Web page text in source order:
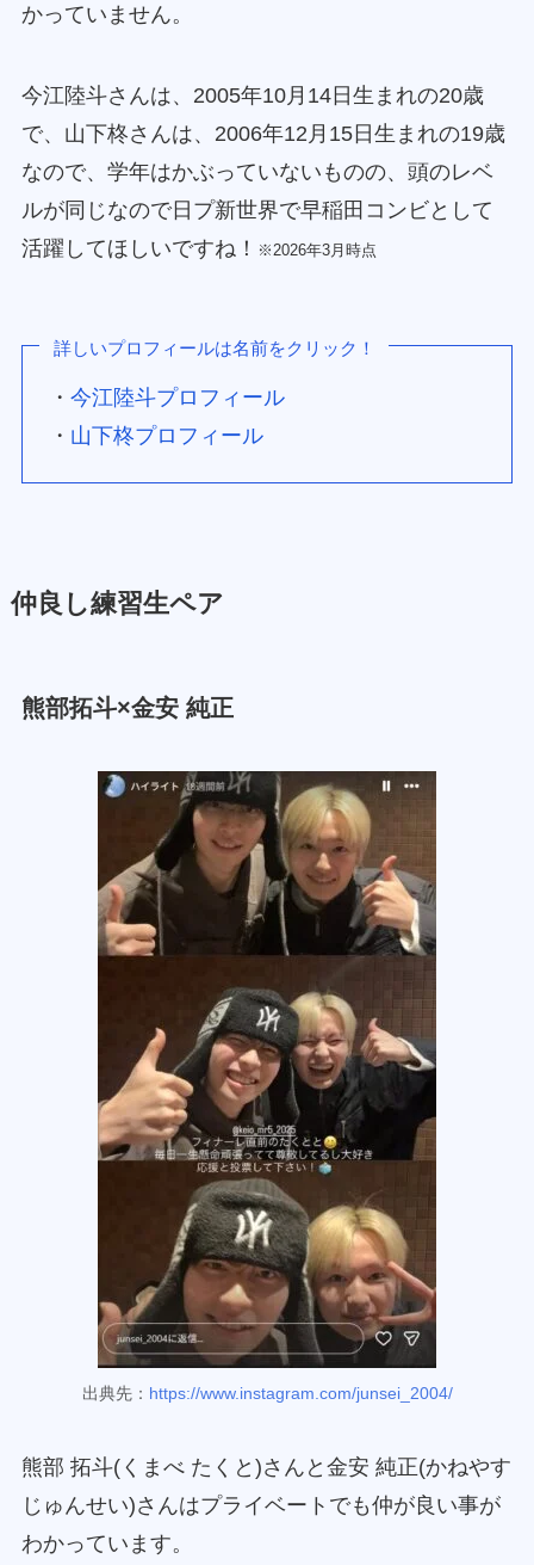
かっていません。
今江陸斗さんは、2005年10月14日生まれの20歳
で、山下柊さんは、2006年12月15日生まれの19歳
なので、学年はかぶっていないものの、頭のレベ
ルが同じなので日プ新世界で早稲田コンビとして
活躍してほしいですね！
※2026年3月時点
詳しいプロフィールは名前をクリック！
・今江陸斗プロフィール
・ 山下柊プロフィール
仲良し練習生ペア
熊部拓斗×金安 純正
出典先： https://www.instagram.com/junsei_2004/
熊部 拓斗(くまべ たくと)さんと金安 純正(かねやす
じゅんせい)さんはプライベートでも仲が良い事が
わかっています。